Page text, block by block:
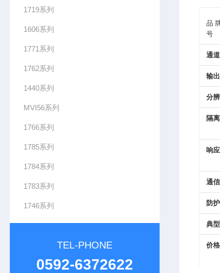
1719系列
1606系列
1771系列
1762系列
1440系列
MVI56系列
1766系列
1785系列
1784系列
1783系列
1746系列
TEL-PHONE
0592-6372622
品
号
通
输
分
隔
响
通
防
典
价